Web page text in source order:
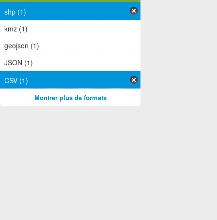
shp (1)
kmz (1)
geojson (1)
JSON (1)
CSV (1)
Montrer plus de formats